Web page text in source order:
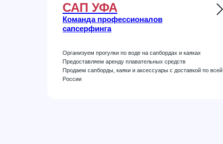
САП УФА
Команда профессионалов
сапсерфинга
Организуем прогулки по воде на сапбордах и каяках
Предоставляем аренду плавательных средств
Продаем сапборды, каяки и аксессуары с доставкой по всей
России